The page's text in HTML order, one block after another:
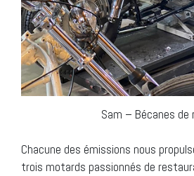
Sam – Bécanes de
Chacune des émissions nous
trois motards passionnés de